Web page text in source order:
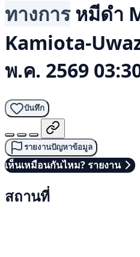
ทางการ หมีดำ
Kamiota-
พ.ค. 2569
บันทึก
รายงานปัญหาข้อมูล
เห็นเหมือนกันไหม? รายงาน
สถานที่